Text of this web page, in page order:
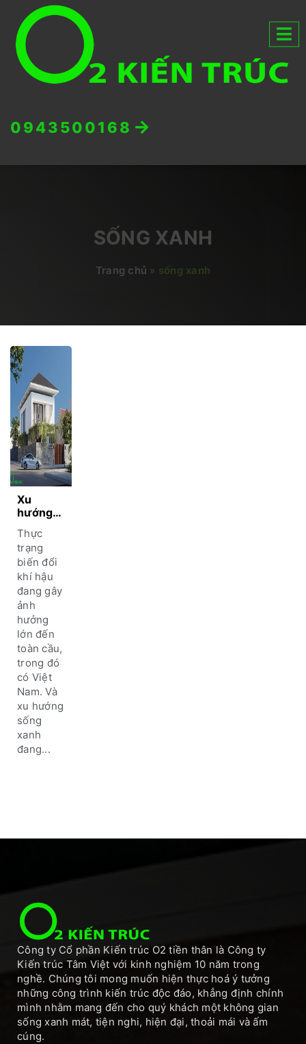
0943500168
SỐNG XANH
Trang chủ » sống xanh
Xu
hướng
xanh kết
hợp
phong
cách
hiện đại
trong
nhà bạn
Thực
trạng
biến đổi
khí hậu
đang gây
ảnh
hưởng
lớn đến
toàn cầu,
trong đó
có Việt
Nam. Và
xu hướng
sống
xanh
đang...
Công ty Cổ phần Kiến trúc O2 tiền thân là Công ty
Kiến trúc Tâm Việt với kinh nghiệm 10 năm trong
nghề. Chúng tôi mong muốn hiện thực hoá ý tưởng
những công trình kiến trúc độc đáo, khẳng định chính
mình nhằm mang đến cho quý khách một không gian
sống xanh mát, tiện nghi, hiện đại, thoải mái và ấm
cúng.